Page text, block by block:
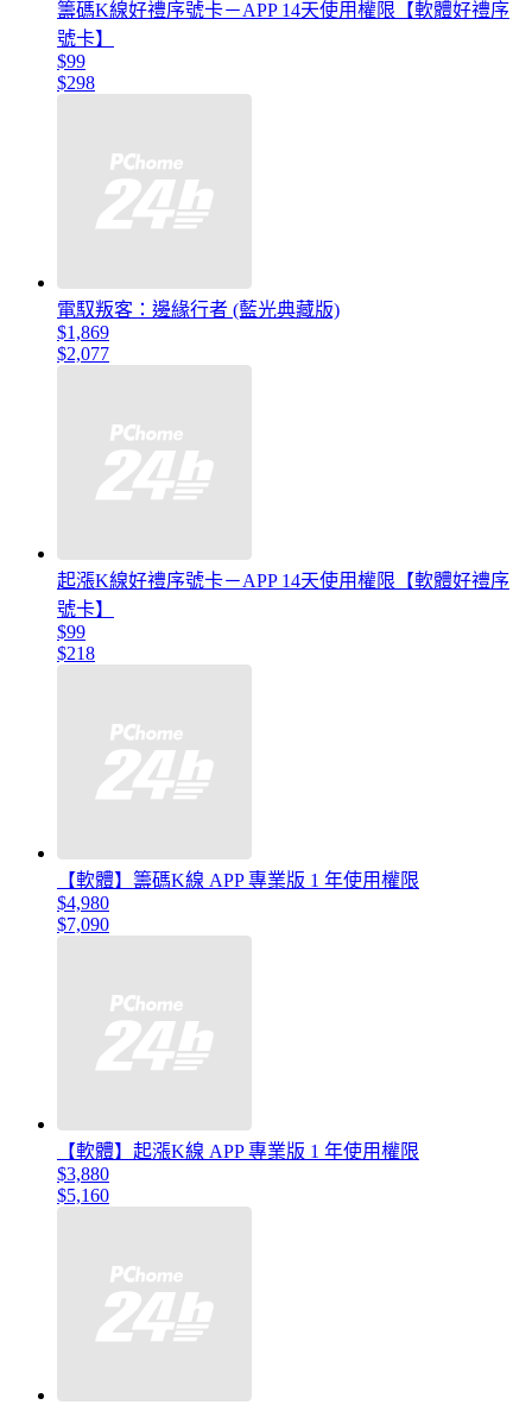
籌碼K線好禮序號卡－APP 14天使用權限【軟體好禮序
號卡】
$99
$298
電馭叛客：邊緣行者 (藍光典藏版)
$1,869
$2,077
起漲K線好禮序號卡－APP 14天使用權限【軟體好禮序
號卡】
$99
$218
【軟體】籌碼K線 APP 專業版 1 年使用權限
$4,980
$7,090
【軟體】起漲K線 APP 專業版 1 年使用權限
$3,880
$5,160